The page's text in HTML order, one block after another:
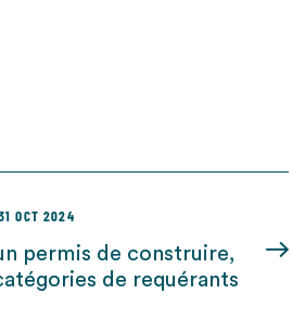
OCT 2024
permis de construire,
de requérants